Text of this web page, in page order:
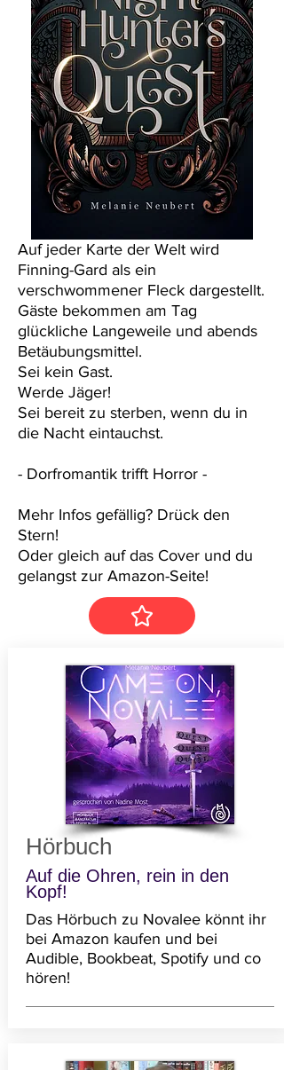
Auf jeder Karte der Welt wird
Finning-Gard als ein
verschwommener Fleck dargestellt.
Gäste bekommen am Tag
glückliche Langeweile und abends
Betäubungsmittel.
Sei kein Gast.
Werde Jäger!
Sei bereit zu sterben, wenn du in
die Nacht eintauchst.
- Dorfromantik trifft Horror -
Mehr Infos gefällig? Drück den
Stern!
Oder gleich auf das Cover und du
gelangst zur Amazon-Seite!
Hörbuch
Auf die Ohren, rein in den
Kopf!
Das Hörbuch zu Novalee könnt ihr
bei Amazon kaufen und bei
Audible, Bookbeat, Spotify und co
hören!